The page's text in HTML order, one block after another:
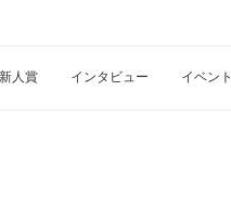
人賞 インタビュー イベント